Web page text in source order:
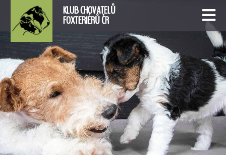
KLUB CHOVATELŮ
FOXTERIÉRŮ ČR